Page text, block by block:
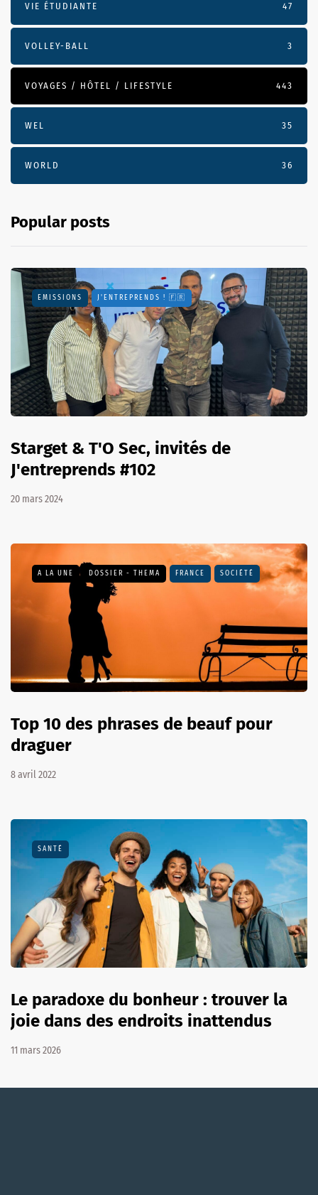
VIE ÉTUDIANTE 47
VOLLEY-BALL 3
VOYAGES / HÔTEL / LIFESTYLE 443
WEL 35
WORLD 36
Popular posts
EMISSIONS J'ENTREPRENDS ! 🇫🇷
Starget & T'O Sec, invités de
J'entreprends #102
20 mars 2024
A LA UNE DOSSIER - THEMA FRANCE SOCIÉTÉ
Top 10 des phrases de beauf pour
draguer
8 avril 2022
SANTÉ
Le paradoxe du bonheur : trouver la
joie dans des endroits inattendus
11 mars 2026